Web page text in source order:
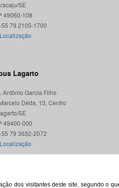
dos visitantes deste site, segundo o
SE
49060-108
Localização
Lagarto
Antônio Garcia Filho
Déda, 13, Centro
SE
49400-000
Localização